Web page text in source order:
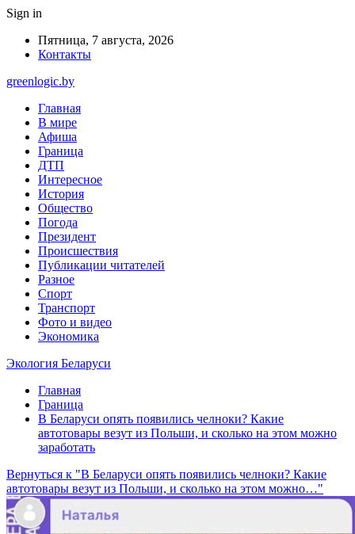
Sign in
Пятница, 7 августа, 2026
Контакты
greenlogic.by
Главная
В мире
Афиша
Граница
ДТП
Интересное
История
Общество
Погода
Президент
Происшествия
Публикации читателей
Разное
Спорт
Транспорт
Фото и видео
Экономика
Экология Беларуси
Главная
Граница
В Беларуси опять появились челноки? Какие
автотовары везут из Польши, и сколько на этом можно
заработать
Вернуться к "В Беларуси опять появились челноки? Какие
автотовары везут из Польши, и сколько на этом можно…"